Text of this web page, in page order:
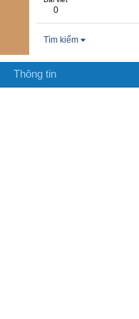
0
Tìm kiếm
Thông tin